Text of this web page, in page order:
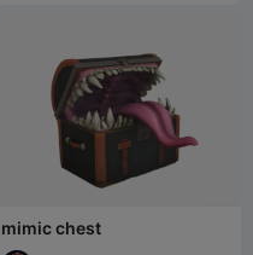
mimic chest